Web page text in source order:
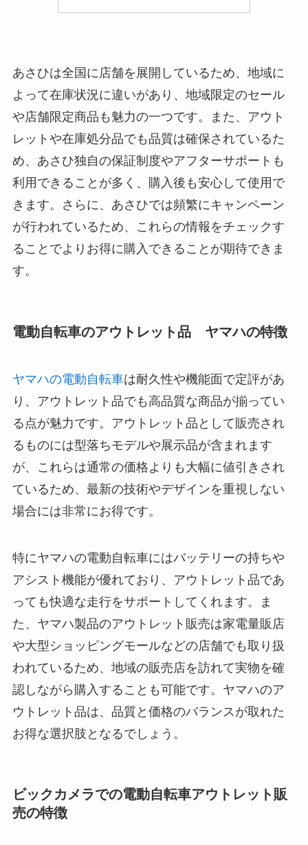
あさひは全国に店舗を展開しているため、地域に
よって在庫状況に違いがあり、地域限定のセール
や店舗限定商品も魅力の一つです。また、アウト
レットや在庫処分品でも品質は確保されているた
め、あさひ独自の保証制度やアフターサポートも
利用できることが多く、購入後も安心して使用で
きます。さらに、あさひでは頻繁にキャンペーン
が行われているため、これらの情報をチェックす
ることでよりお得に購入できることが期待できま
す。
電動自転車のアウトレット品 ヤマハの特徴
ヤマハの電動自転車は耐久性や機能面で定評があ
り、アウトレット品でも高品質な商品が揃ってい
る点が魅力です。アウトレット品として販売され
るものには型落ちモデルや展示品が含まれます
が、これらは通常の価格よりも大幅に値引きされ
ているため、最新の技術やデザインを重視しない
場合には非常にお得です。
特にヤマハの電動自転車にはバッテリーの持ちや
アシスト機能が優れており、アウトレット品であ
っても快適な走行をサポートしてくれます。ま
た、ヤマハ製品のアウトレット販売は家電量販店
や大型ショッピングモールなどの店舗でも取り扱
われているため、地域の販売店を訪れて実物を確
認しながら購入することも可能です。ヤマハのア
ウトレット品は、品質と価格のバランスが取れた
お得な選択肢となるでしょう。
ビックカメラでの電動自転車アウトレット販
売の特徴